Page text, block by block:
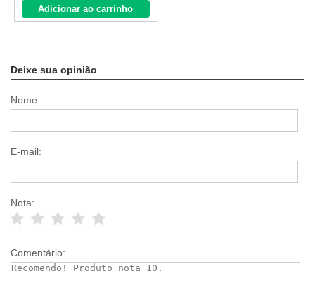
Adicionar ao carrinho
Deixe sua opinião
Nome:
E-mail:
Nota:
Comentário: